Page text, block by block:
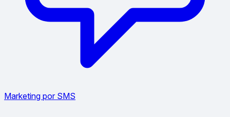
Marketing por SMS